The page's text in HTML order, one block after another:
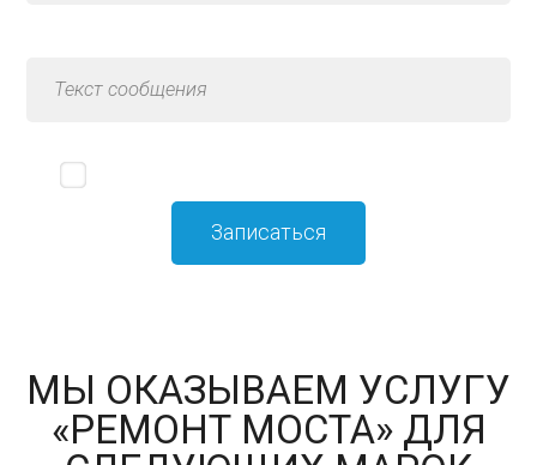
МЫ ОКАЗЫВАЕМ УСЛУГУ
«РЕМОНТ МОСТА» ДЛЯ